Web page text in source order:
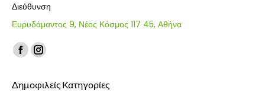
Διεύθυνση
Ευρυδάμαντος 9, Νέος Κόσμος 117 45, Αθήνα
Find us on:
Facebook
opens
Instagram
opens
Δημοφιλείς Κατηγορίες